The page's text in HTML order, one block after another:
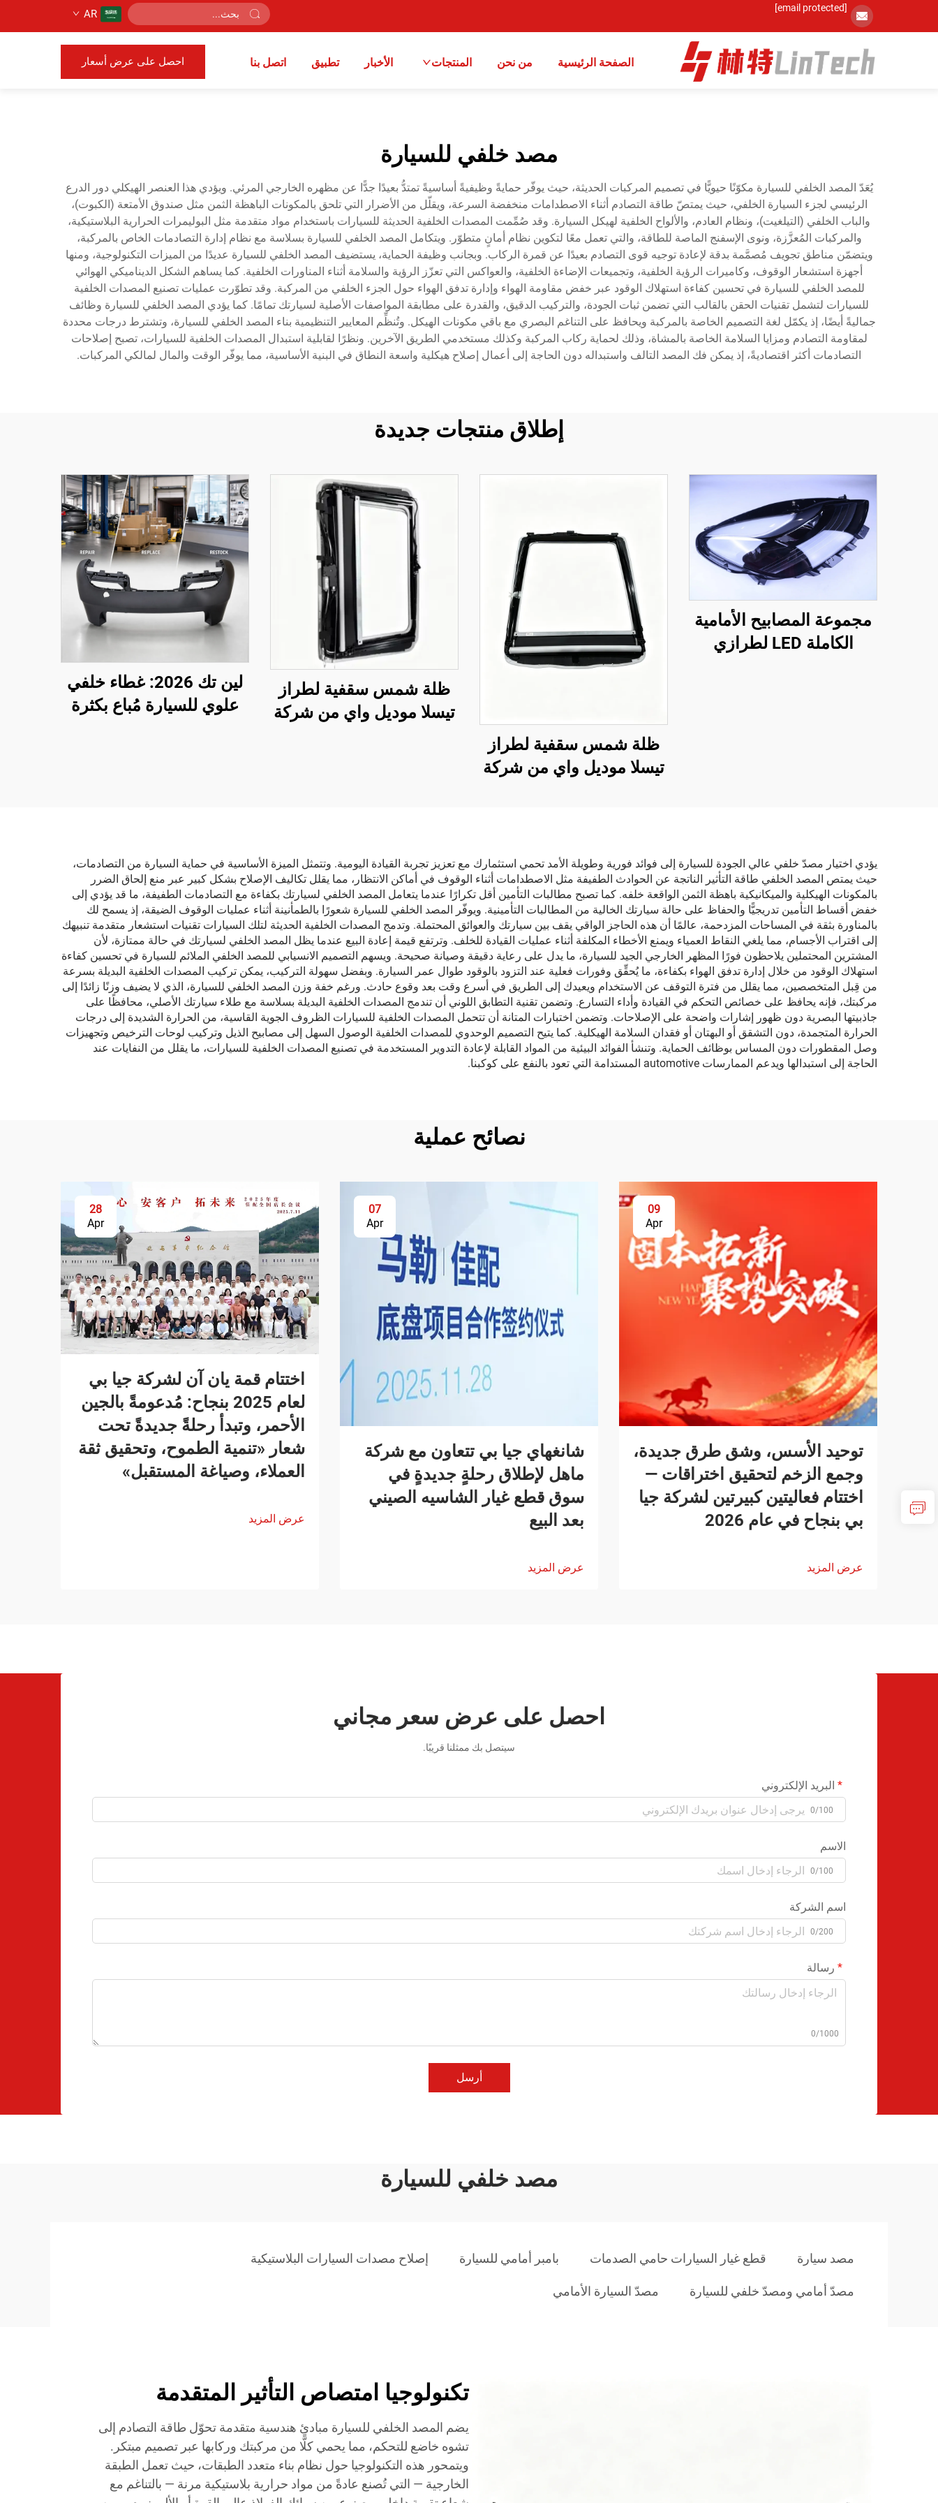
[email protected]
AR
الصفحة الرئيسية من نحن المنتجات الأخبار تطبيق اتصل بنا احصل على عرض أسعار
مصد خلفي للسيارة
يُعَدّ المصد الخلفي للسيارة مكوّنًا حيويًّا في تصميم المركبات الحديثة، حيث يوفّر حمايةً وظيفيةً أساسيةً تمتدُّ بعيدًا جدًّا عن مظهره الخارجي المرئي. ويؤدي هذا العنصر الهيكلي دور الدرع
الرئيسي لجزء السيارة الخلفي، حيث يمتصّ طاقة التصادم أثناء الاصطدامات منخفضة السرعة، ويقلّل من الأضرار التي تلحق بالمكونات الباهظة الثمن مثل صندوق الأمتعة (الكبوت)،
والباب الخلفي (التيلغيت)، ونظام العادم، والألواح الخلفية لهيكل السيارة. وقد صُمِّمت المصدات الخلفية الحديثة للسيارات باستخدام مواد متقدمة مثل البوليمرات الحرارية البلاستيكية،
والمركبات المُعزَّزة، ونوى الإسفنج الماصة للطاقة، والتي تعمل معًا لتكوين نظام أمانٍ متطوّر. ويتكامل المصد الخلفي للسيارة بسلاسة مع نظام إدارة التصادمات الخاص بالمركبة،
ويتضمّن مناطق تجويف مُصمَّمة بدقة لإعادة توجيه قوى التصادم بعيدًا عن قمرة الركاب. وبجانب وظيفة الحماية، يستضيف المصد الخلفي للسيارة عديدًا من الميزات التكنولوجية، ومنها
أجهزة استشعار الوقوف، وكاميرات الرؤية الخلفية، وتجميعات الإضاءة الخلفية، والعواكس التي تعزّز الرؤية والسلامة أثناء المناورات الخلفية. كما يساهم الشكل الديناميكي الهوائي
للمصد الخلفي للسيارة في تحسين كفاءة استهلاك الوقود عبر خفض مقاومة الهواء وإدارة تدفق الهواء حول الجزء الخلفي من المركبة. وقد تطوّرت عمليات تصنيع المصدات الخلفية
للسيارات لتشمل تقنيات الحقن بالقالب التي تضمن ثبات الجودة، والتركيب الدقيق، والقدرة على مطابقة المواصفات الأصلية لسيارتك تمامًا. كما يؤدي المصد الخلفي للسيارة وظائف
جماليةً أيضًا، إذ يكمّل لغة التصميم الخاصة بالمركبة ويحافظ على التناغم البصري مع باقي مكونات الهيكل. وتُنظِّم المعايير التنظيمية بناء المصد الخلفي للسيارة، وتشترط درجات محددة
لمقاومة التصادم ومزايا السلامة الخاصة بالمشاة، وذلك لحماية ركاب المركبة وكذلك مستخدمي الطريق الآخرين. ونظرًا لقابلية استبدال المصدات الخلفية للسيارات، تصبح إصلاحات
التصادمات أكثر اقتصاديةً، إذ يمكن فك المصد التالف واستبداله دون الحاجة إلى أعمال إصلاح هيكلية واسعة النطاق في البنية الأساسية، مما يوفّر الوقت والمال لمالكي المركبات.
إطلاق منتجات جديدة
مجموعة المصابيح الأمامية
الكاملة LED لطرازي
ظلة شمس سقفية لطراز
تيسلا موديل واي من شركة
ظلة شمس سقفية لطراز
تيسلا موديل واي من شركة
لين تك 2026: غطاء خلفي
علوي للسيارة مُباع بكثرة
يؤدي اختيار مصدّ خلفي عالي الجودة للسيارة إلى فوائد فورية وطويلة الأمد تحمي استثمارك مع تعزيز تجربة القيادة اليومية. وتتمثل الميزة الأساسية في حماية السيارة من التصادمات،
حيث يمتص المصد الخلفي طاقة التأثير الناتجة عن الحوادث الطفيفة مثل الاصطدامات أثناء الوقوف في أماكن الانتظار، مما يقلل تكاليف الإصلاح بشكل كبير عبر منع إلحاق الضرر
بالمكونات الهيكلية والميكانيكية باهظة الثمن الواقعة خلفه. كما تصبح مطالبات التأمين أقل تكرارًا عندما يتعامل المصد الخلفي لسيارتك بكفاءة مع التصادمات الطفيفة، ما قد يؤدي إلى
خفض أقساط التأمين تدريجيًّا والحفاظ على حالة سيارتك الخالية من المطالبات التأمينية. ويوفّر المصد الخلفي للسيارة شعورًا بالطمأنينة أثناء عمليات الوقوف الضيقة، إذ يسمح لك
بالمناورة بثقة في المساحات المزدحمة، عالمًا أن هذه الحاجز الواقي يقف بين سيارتك والعوائق المحتملة. وتدمج المصدات الخلفية الحديثة لتلك السيارات تقنيات استشعار متقدمة تنبيهك
إلى اقتراب الأجسام، مما يلغي النقاط العمياء ويمنع الأخطاء المكلفة أثناء عمليات القيادة للخلف. وترتفع قيمة إعادة البيع عندما يظل المصد الخلفي لسيارتك في حالة ممتازة، لأن
المشترين المحتملين يلاحظون فورًا المظهر الخارجي الجيد للسيارة، ما يدل على رعاية دقيقة وصيانة صحيحة. ويسهم التصميم الانسيابي للمصد الخلفي الملائم للسيارة في تحسين كفاءة
استهلاك الوقود من خلال إدارة تدفق الهواء بكفاءة، ما يُحقِّق وفورات فعلية عند التزود بالوقود طوال عمر السيارة. وبفضل سهولة التركيب، يمكن تركيب المصدات الخلفية البديلة بسرعة
من قِبل المتخصصين، مما يقلل من فترة التوقف عن الاستخدام ويعيدك إلى الطريق في أسرع وقت بعد وقوع حادث. ورغم خفة وزن المصد الخلفي للسيارة، الذي لا يضيف وزنًا زائدًا إلى
مركبتك، فإنه يحافظ على خصائص التحكم في القيادة وأداء التسارع. وتضمن تقنية التطابق اللوني أن تندمج المصدات الخلفية البديلة بسلاسة مع طلاء سيارتك الأصلي، محافظًا على
جاذبيتها البصرية دون ظهور إشارات واضحة على الإصلاحات. وتضمن اختبارات المتانة أن تتحمل المصدات الخلفية للسيارات الظروف الجوية القاسية، من الحرارة الشديدة إلى درجات
الحرارة المتجمدة، دون التشقق أو البهتان أو فقدان السلامة الهيكلية. كما يتيح التصميم الوحدوي للمصدات الخلفية الوصول السهل إلى مصابيح الذيل وتركيب لوحات الترخيص وتجهيزات
وصل المقطورات دون المساس بوظائف الحماية. وتنشأ الفوائد البيئية من المواد القابلة لإعادة التدوير المستخدمة في تصنيع المصدات الخلفية للسيارات، ما يقلل من النفايات عند
الحاجة إلى استبدالها ويدعم الممارسات automotive المستدامة التي تعود بالنفع على كوكبنا.
نصائح عملية
09
Apr
توحيد الأسس، وشق طرق جديدة،
وجمع الزخم لتحقيق اختراقات —
اختتام فعاليتين كبيرتين لشركة جيا
بي بنجاح في عام 2026
عرض المزيد
07
Apr
شانغهاي جيا بي تتعاون مع شركة
ماهل لإطلاق رحلةٍ جديدةٍ في
سوق قطع غيار الشاسيه الصيني
بعد البيع
عرض المزيد
28
Apr
اختتام قمة يان آن لشركة جيا بي
لعام 2025 بنجاح: مُدعومةً بالجين
الأحمر، وتبدأ رحلةً جديدةً تحت
شعار «تنمية الطموح، وتحقيق ثقة
العملاء، وصياغة المستقبل»
عرض المزيد
احصل على عرض سعر مجاني
سيتصل بك ممثلنا قريبًا.
البريد الإلكتروني
0/100
الاسم
0/100
اسم الشركة
0/200
رسالة
0/1000
أرسل
مصد خلفي للسيارة
مصد سيارة قطع غيار السيارات حامي الصدمات بامبر أمامي للسيارة إصلاح مصدات السيارات البلاستيكية
مصدّ أمامي ومصدّ خلفي للسيارة مصدّ السيارة الأمامي
تكنولوجيا امتصاص التأثير المتقدمة
يضم المصد الخلفي للسيارة مبادئ هندسية متقدمة تحوّل طاقة التصادم إلى
تشوه خاضع للتحكم، مما يحمي كلًّا من مركبتك وركابها عبر تصميم مبتكر.
ويتمحور هذه التكنولوجيا حول نظام بناء متعدد الطبقات، حيث تعمل الطبقة
الخارجية — التي تُصنع عادةً من مواد حرارية بلاستيكية مرنة — بالتناغم مع